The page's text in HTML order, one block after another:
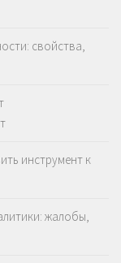
свойства,
инструмент к
жалобы,